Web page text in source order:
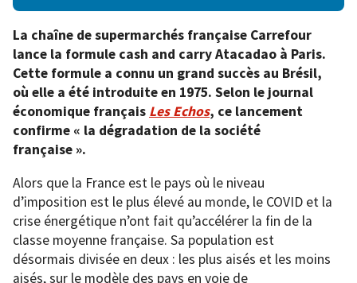
La chaîne de supermarchés française Carrefour
lance la formule cash and carry Atacadao à Paris.
Cette formule a connu un grand succès au Brésil,
où elle a été introduite en 1975. Selon le journal
économique français Les Echos, ce lancement
confirme « la dégradation de la société
française ».
Alors que la France est le pays où le niveau
d’imposition est le plus élevé au monde, le COVID et la
crise énergétique n’ont fait qu’accélérer la fin de la
classe moyenne française. Sa population est
désormais divisée en deux : les plus aisés et les moins
aisés, sur le modèle des pays en voie de